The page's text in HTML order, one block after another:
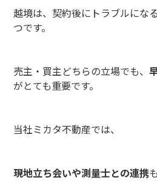
越境は、契約後にトラブルにな
つです。
売主・買主どちらの立場でも、
がとても重要です。
当社ミカタ不動産では、
現地立ち会いや測量士との連携